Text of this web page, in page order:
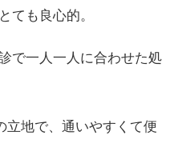
ても良心的。
で一人一人に合わせた処
立地で、通いやすくて便